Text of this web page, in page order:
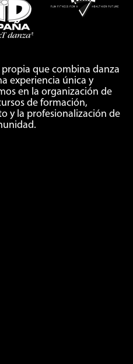
que combina danza
experiencia única y
en la organización de
de formación,
y la profesionalización de